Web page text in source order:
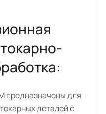
предназначены для
деталей с